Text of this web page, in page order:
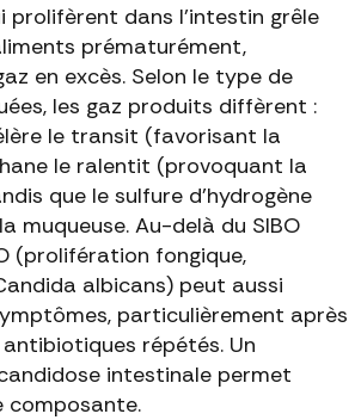
prolifèrent dans l'intestin grêle
prématurément,
en excès. Selon le type de
les gaz produits diffèrent :
le transit (favorisant la
le ralentit (provoquant la
que le sulfure d'hydrogène
muqueuse. Au-delà du SIBO
(prolifération fongique,
albicans) peut aussi
particulièrement après
répétés. Un
intestinale permet